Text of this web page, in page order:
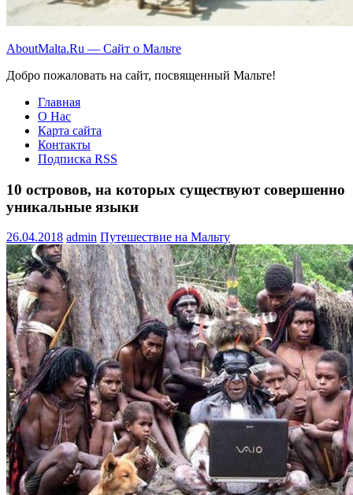
AboutMalta.Ru — Сайт о Мальте
Добро пожаловать на сайт, посвященный Мальте!
Главная
О Нас
Карта сайта
Контакты
Подписка RSS
10 островов, на которых существуют совершенно
уникальные языки
26.04.2018 admin Путешествие на Мальту